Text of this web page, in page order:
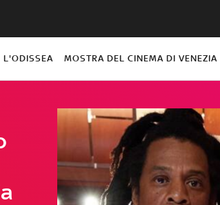
L'ODISSEA MOSTRA DEL CINEMA DI VENEZIA